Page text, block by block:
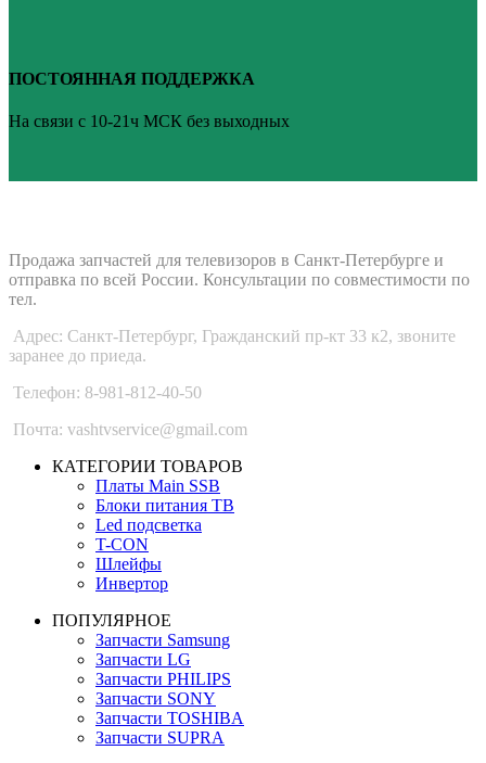
ПОСТОЯННАЯ ПОДДЕРЖКА
На связи с 10-21ч МСК без выходных
Продажа запчастей для телевизоров в Санкт-Петербурге и
отправка по всей России. Консультации по совместимости по
тел.
Адрес: Санкт-Петербург, Гражданский пр-кт 33 к2, звоните
заранее до приеда.
Телефон: 8-981-812-40-50
Почта: vashtvservice@gmail.com
КАТЕГОРИИ ТОВАРОВ
Платы Main SSB
Блоки питания ТВ
Led подсветка
T-CON
Шлейфы
Инвертор
ПОПУЛЯРНОЕ
Запчасти Samsung
Запчасти LG
Запчасти PHILIPS
Запчасти SONY
Запчасти TOSHIBA
Запчасти SUPRA